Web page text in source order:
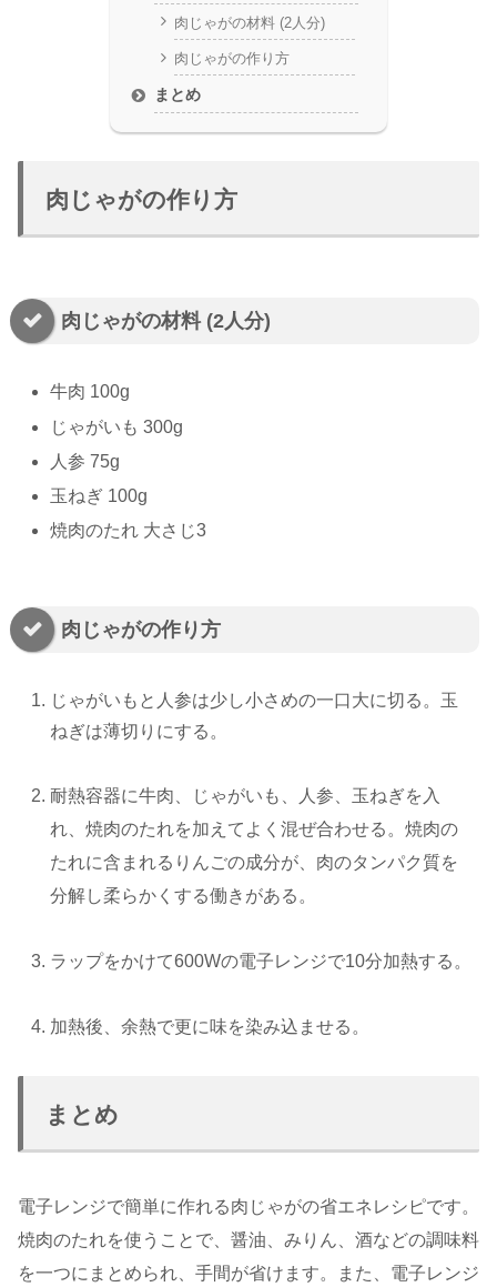
肉じゃがの材料 (2人分)
肉じゃがの作り方
まとめ
肉じゃがの作り方
肉じゃがの材料 (2人分)
牛肉 100g
じゃがいも 300g
人参 75g
玉ねぎ 100g
焼肉のたれ 大さじ3
肉じゃがの作り方
じゃがいもと人参は少し小さめの一口大に切る。玉
ねぎは薄切りにする。
耐熱容器に牛肉、じゃがいも、人参、玉ねぎを入
れ、焼肉のたれを加えてよく混ぜ合わせる。焼肉の
たれに含まれるりんごの成分が、肉のタンパク質を
分解し柔らかくする働きがある。
ラップをかけて600Wの電子レンジで10分加熱する。
加熱後、余熱で更に味を染み込ませる。
まとめ
電子レンジで簡単に作れる肉じゃがの省エネレシピです。
焼肉のたれを使うことで、醤油、みりん、酒などの調味料
を一つにまとめられ、手間が省けます。また、電子レンジ